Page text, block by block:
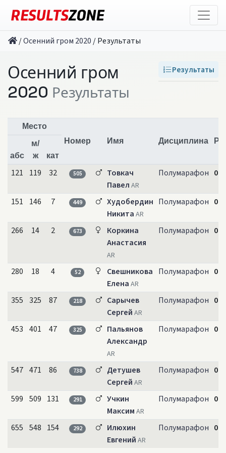
/Осенний гром 2020 /Результаты
Осенний гром
2020 Результаты
Результаты
Место
Номер
Имя Дисциплина
абс
м/
ж
кат
121 119 32 505
Товкач
Павел AR
Полумарафон
151 146 7 449
Худобердин
Никита AR
Полумарафон
266 14 2 673
Коркина
Анастасия
AR
Полумарафон
280 18 4 52
Свешникова
Елена AR
Полумарафон
355 325 87 218
Сарычев
Сергей AR
Полумарафон
453 401 47 325
Пальянов
Александр
AR
Полумарафон
547 471 86 738
Детушев
Сергей AR
Полумарафон
599 509 131 291
Учкин
Максим AR
Полумарафон
655 548 154 292
Илюхин
Евгений AR
Полумарафон